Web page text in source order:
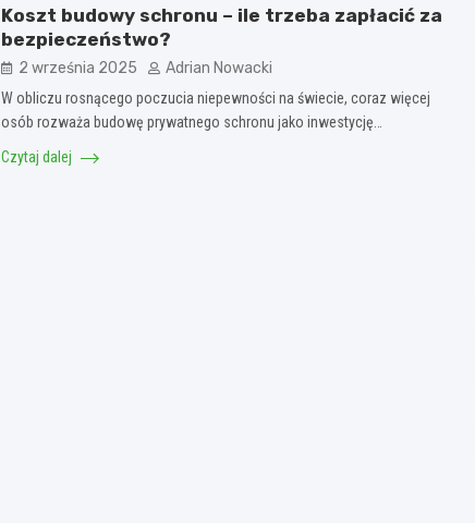
Koszt budowy schronu – ile trzeba zapłacić za
bezpieczeństwo?
2 września 2025 Adrian Nowacki
W obliczu rosnącego poczucia niepewności na świecie, coraz więcej
osób rozważa budowę prywatnego schronu jako inwestycję…
Czytaj dalej